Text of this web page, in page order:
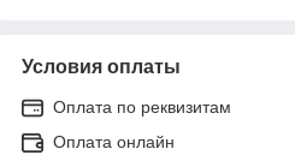
Условия оплаты
Оплата по реквизитам
Оплата онлайн